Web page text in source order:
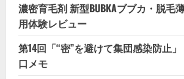
濃密育毛剤 新型BUBKAブブカ・脱毛
用体験レビュー
第14回「“密”を避けて集団感染防止
口メモ